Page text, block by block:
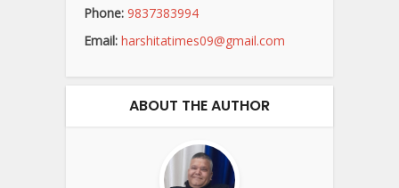
Phone: 9837383994
Email: harshitatimes09@gmail.com
ABOUT THE AUTHOR